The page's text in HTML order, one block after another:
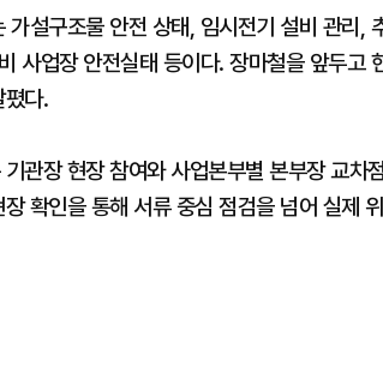
가설구조물 안전 상태, 임시전기 설비 관리,
사업장 안전실태 등이다. 장마철을 앞두고
폈다.
관장 현장 참여와 사업본부별 본부장 교차
확인을 통해 서류 중심 점검을 넘어 실제